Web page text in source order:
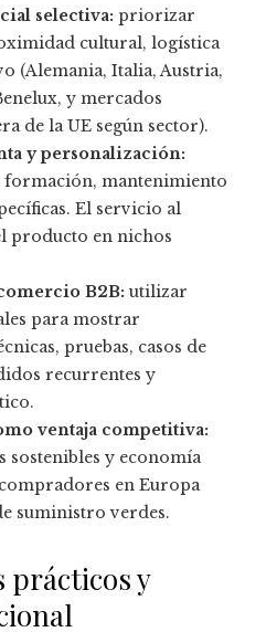
selectiva: priorizar
cultural, logística
(Alemania, Italia, Austria,
y mercados
de la UE según sector).
y personalización:
formación, mantenimiento
El servicio al
producto en nichos
B2B: utilizar
para mostrar
pruebas, casos de
recurrentes y
ventaja competitiva:
sostenibles y economía
en Europa
suministro verdes.
y